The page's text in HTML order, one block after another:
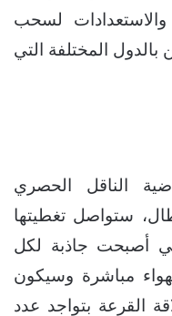
والاستعدادات لسحب
بالدول المختلفة التي
الناقل الحصري
ستواصل تغطيتها
أصبحت جاذبة لكل
مباشرة وسيكون
القرعة بتواجد عدد